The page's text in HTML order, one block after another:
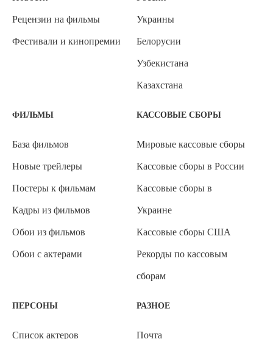
Рецензии на фильмы
Фестивали и кинопремии
Украины
Белорусии
Узбекистана
Казахстана
ФИЛЬМЫ
База фильмов
Новые трейлеры
Постеры к фильмам
Кадры из фильмов
Обои из фильмов
Обои с актерами
КАССОВЫЕ СБОРЫ
Мировые кассовые сборы
Кассовые сборы в России
Кассовые сборы в
Украине
Кассовые сборы США
Рекорды по кассовым
сборам
ПЕРСОНЫ
Список актеров
РАЗНОЕ
Почта